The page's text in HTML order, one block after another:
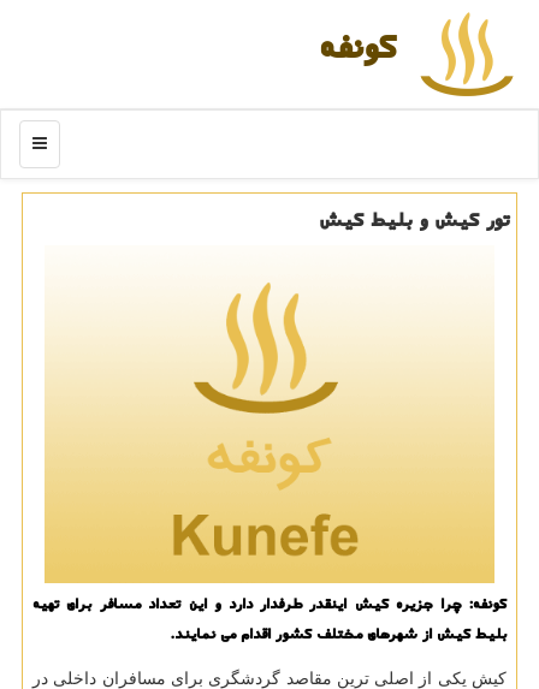
كونفه
منو
تور كیش و بلیط كیش
كونفه: چرا جزیره كیش اینقدر طرفدار دارد و این تعداد مسافر برای تهیه
بلیط كیش از شهرهای مختلف كشور اقدام می نمایند.
کیش یکی از اصلی ترین مقاصد گردشگری برای مسافران داخلی در